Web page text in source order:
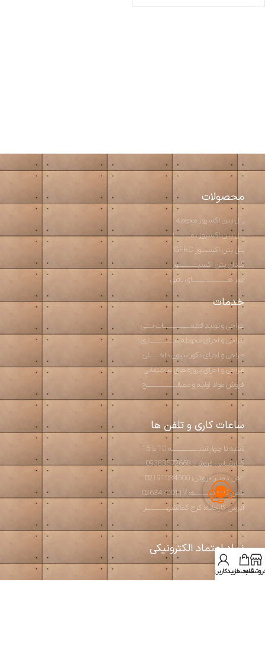
محصولات
پنل بتن اکسپوز محوطه
پنل بتن اکسپوز نمـــــــــا
پنل بتن اکسپــوز GFRC
گلدان بتن اکسپـــــــــــوز
میز هــــــــــــــــــــای بتنی
خدمات
طراحی و تولید قطعـــــــــــــــات بتنی
طراحی و اجرای محوطه ســـــــــــــازی
طراحی و اجرای دکوراسیون داخــــــلی
طراحی و اجرای پروژه های ساختمانی
فروش مواد اولیه و مصالـــــــــــــــــح
ساعات کاری و تلفن ها
شنبه تا چهارشنبـــــــــــــــه 10 تا 16
کــارشناس فروش: 09383572668
تلفن دفتـر فروش: 02191034500
تلفن کارخانــــــــــه: 02634700117
آدرس کارخانه: کرج کمالشهــــــــــــر
نماد اعتماد الکترونیکی
سبد خرید
حساب کاربری من